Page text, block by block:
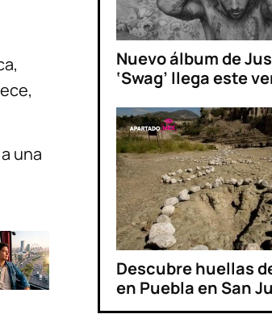
una
Nuevo álbum de
‘Swag’ llega este
Descubre huellas
en Puebla en San